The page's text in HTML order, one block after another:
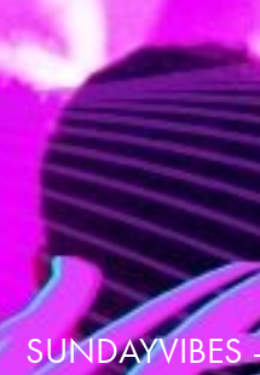
SUNDAYVIBES